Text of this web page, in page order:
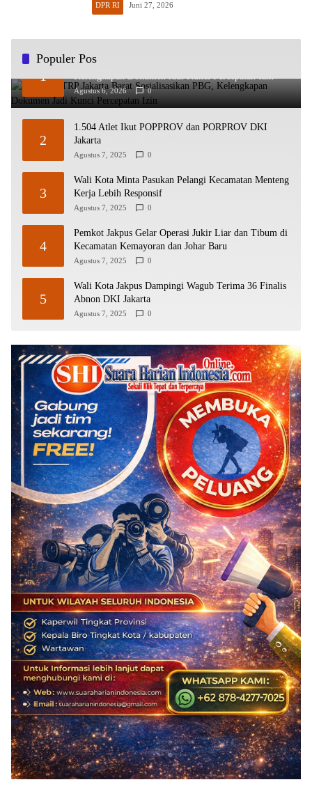
DPR RI Juni 27, 2026
Populer Pos
1
Sudin CKTRP Jakarta Barat Sosialisasikan PBG,
Kelengkapan Dokumen Jadi Kunci Percepatan Izin
Agustus 6, 2026 0
2
1.504 Atlet Ikut POPPROV dan PORPROV DKI
Jakarta
Agustus 7, 2025 0
3
Wali Kota Minta Pasukan Pelangi Kecamatan Menteng
Kerja Lebih Responsif
Agustus 7, 2025 0
4
Pemkot Jakpus Gelar Operasi Jukir Liar dan Tibum di
Kecamatan Kemayoran dan Johar Baru
Agustus 7, 2025 0
5
Wali Kota Jakpus Dampingi Wagub Terima 36 Finalis
Abnon DKI Jakarta
Agustus 7, 2025 0